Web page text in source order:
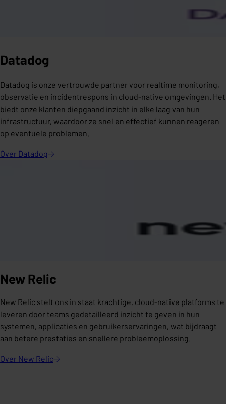
Datadog
Datadog is onze vertrouwde partner voor realtime monitoring,
observatie en incidentrespons in cloud-native omgevingen. Het
biedt onze klanten diepgaand inzicht in elke laag van hun
infrastructuur, waardoor ze snel en effectief kunnen reageren
op eventuele problemen.
Over Datadog
New Relic
New Relic stelt ons in staat krachtige, cloud-native platforms te
leveren door teams gedetailleerd inzicht te geven in hun
systemen, applicaties en gebruikerservaringen, wat bijdraagt
aan betere prestaties en snellere probleemoplossing.
Over New Relic